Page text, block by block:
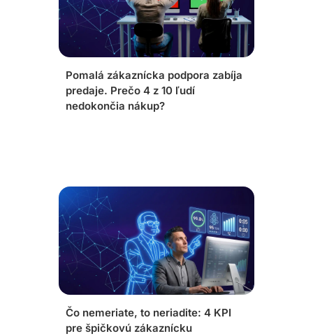
Pomalá zákaznícka podpora zabíja
predaje. Prečo 4 z 10 ľudí
nedokončia nákup?
Čo nemeriate, to neriadite: 4 KPI
pre špičkovú zákaznícku